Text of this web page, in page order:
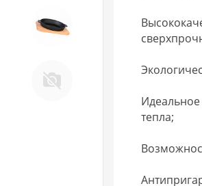
12. ПЕЧНОЕ литье и
13. Крышки и
КОНСЕРВИРОВАНИЯ
тепла;